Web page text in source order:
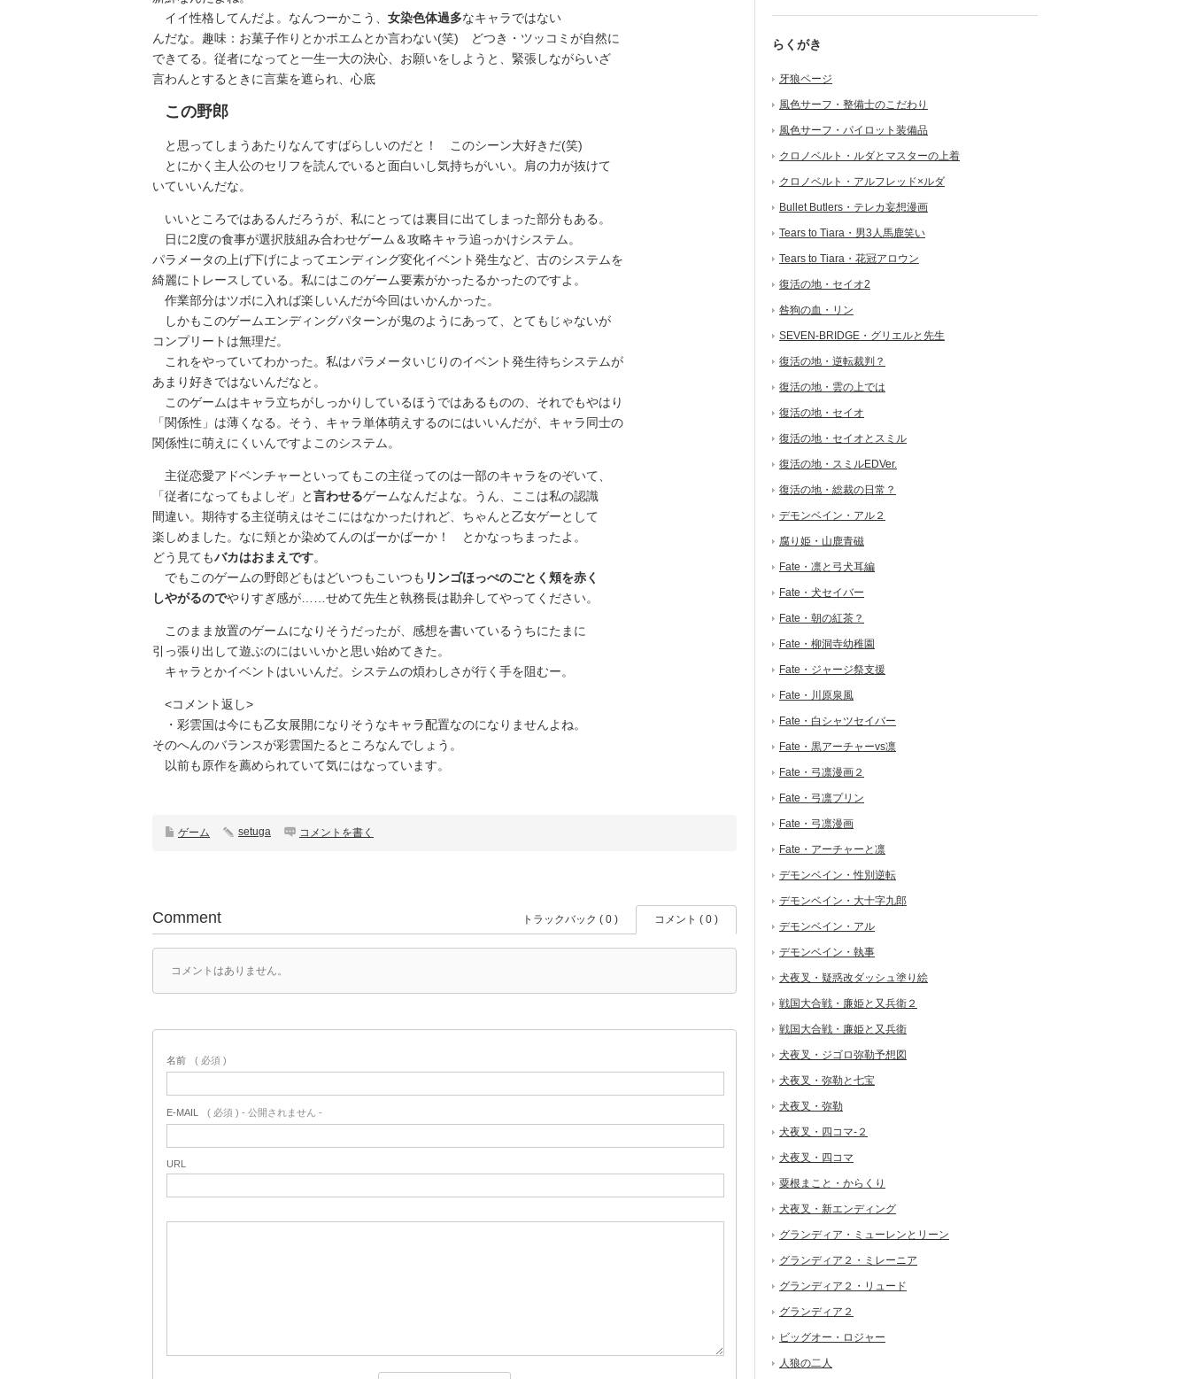
イイ性格してんだよ。なんつーかこう、 女染色体過多なキャラではない
んだな。趣味：お菓子作りとかポエムとか言わない(笑) どつき・ツッコミが自然に
できてる。従者になってと一生一大の決心、お願いをしようと、緊張しながらいざ
言わんとするときに言葉を遮られ、心底
この野郎
と思ってしまうあたりなんてすばらしいのだと！ このシーン大好きだ(笑)
とにかく主人公のセリフを読んでいると面白いし気持ちがいい。肩の力が抜けて
いていいんだな。
いいところではあるんだろうが、私にとっては裏目に出てしまった部分もある。
日に2度の食事が選択肢組み合わせゲーム＆攻略キャラ追っかけシステム。
パラメータの上げ下げによってエンディング変化イベント発生など、古のシステムを
綺麗にトレースしている。私にはこのゲーム要素がかったるかったのですよ。
作業部分はツボに入れば楽しいんだが今回はいかんかった。
しかもこのゲームエンディングパターンが鬼のようにあって、とてもじゃないが
コンプリートは無理だ。
これをやっていてわかった。私はパラメータいじりのイベント発生待ちシステムが
あまり好きではないんだなと。
このゲームはキャラ立ちがしっかりしているほうではあるものの、それでもやはり
「関係性」は薄くなる。そう、キャラ単体萌えするのにはいいんだが、キャラ同士の
関係性に萌えにくいんですよこのシステム。
主従恋愛アドベンチャーといってもこの主従ってのは一部のキャラをのぞいて、
「従者になってもよしぞ」と言わせるゲームなんだよな。うん、ここは私の認識
間違い。期待する主従萌えはそこにはなかったけれど、ちゃんと乙女ゲーとして
楽しめました。なに頬とか染めてんのばーかばーか！ とかなっちまったよ。
どう見てもバカはおまえです。
でもこのゲームの野郎どもはどいつもこいつも リンゴほっぺのごとく頬を赤く
しやがるのでやりすぎ感が……せめて先生と執務長は勘弁してやってください。
このまま放置のゲームになりそうだったが、感想を書いているうちにたまに
引っ張り出して遊ぶのにはいいかと思い始めてきた。
キャラとかイベントはいいんだ。システムの煩わしさが行く手を阻むー。
<コメント返し>
・彩雲国は今にも乙女展開になりそうなキャラ配置なのになりませんよね。
そのへんのバランスが彩雲国たるところなんでしょう。
以前も原作を薦められていて気にはなっています。
ゲーム setuga コメントを書く
Comment トラックバック ( 0 ) コメント ( 0 )
コメントはありません。
名前 ( 必須 )
E-MAIL ( 必須 ) - 公開されません -
URL
らくがき
牙狼ページ
風色サーフ・整備士のこだわり
風色サーフ・パイロット装備品
クロノベルト・ルダとマスターの上着
クロノベルト・アルフレッド×ルダ
Bullet Butlers・テレカ妄想漫画
Tears to Tiara・男3人馬鹿笑い
Tears to Tiara・花冠アロウン
復活の地・セイオ2
咎狗の血・リン
SEVEN-BRIDGE・グリエルと先生
復活の地・逆転裁判？
復活の地・雲の上では
復活の地・セイオ
復活の地・セイオとスミル
復活の地・スミルEDVer.
復活の地・総裁の日常？
デモンベイン・アル２
腐り姫・山鹿青磁
Fate・凛と弓犬耳編
Fate・犬セイバー
Fate・朝の紅茶？
Fate・柳洞寺幼稚園
Fate・ジャージ祭支援
Fate・川原泉風
Fate・白シャツセイバー
Fate・黒アーチャーvs凛
Fate・弓凛漫画２
Fate・弓凛プリン
Fate・弓凛漫画
Fate・アーチャーと凛
デモンベイン・性別逆転
デモンベイン・大十字九郎
デモンベイン・アル
デモンベイン・執事
犬夜叉・疑惑改ダッシュ塗り絵
戦国大合戦・廉姫と又兵衛２
戦国大合戦・廉姫と又兵衛
犬夜叉・ジゴロ弥勒予想図
犬夜叉・弥勒と七宝
犬夜叉・弥勒
犬夜叉・四コマ-２
犬夜叉・四コマ
粟根まこと・からくり
犬夜叉・新エンディング
グランディア・ミューレンとリーン
グランディア２・ミレーニア
グランディア２・リュード
グランディア２
ビッグオー・ロジャー
人狼の二人